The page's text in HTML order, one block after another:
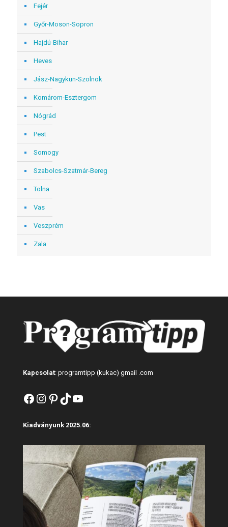
Fejér
Győr-Moson-Sopron
Hajdú-Bihar
Heves
Jász-Nagykun-Szolnok
Komárom-Esztergom
Nógrád
Pest
Somogy
Szabolcs-Szatmár-Bereg
Tolna
Vas
Veszprém
Zala
Kapcsolat: programtipp (kukac) gmail .com
Facebook
Instagram
Pinterest
TikTok
YouTube
Kiadványunk 2025.06: